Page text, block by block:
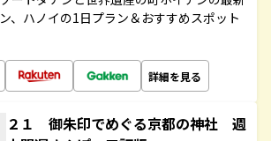
、ハノイの1日プラン＆おすすめスポット
詳細を見る
２１ 御朱印でめぐる京都の神社 週